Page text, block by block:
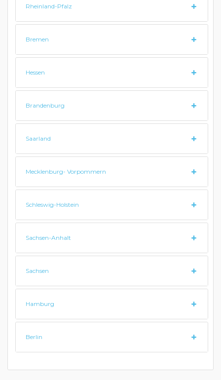
Rheinland-Pfalz
Bremen
Hessen
Brandenburg
Saarland
Mecklenburg- Vorpommern
Schleswig-Holstein
Sachsen-Anhalt
Sachsen
Hamburg
Berlin